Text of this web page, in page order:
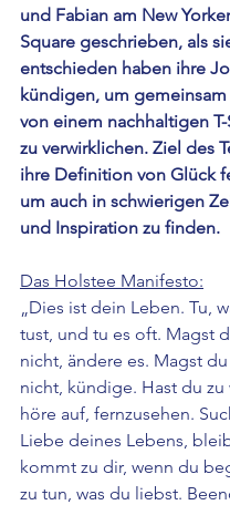
und Fabian am New
Square geschrieben, als
entschieden haben ihre
kündigen, um gemeinsam
von einem nachhaltigen
zu verwirklichen. Ziel des
ihre Definition von Glück
um auch in schwierigen
und Inspiration zu finden.
Das Holstee Manifesto:
„Dies ist dein Leben. Tu,
tust, und tu es oft. Magst
nicht, ändere es. Magst
nicht, kündige. Hast du zu
höre auf, fernzusehen.
Liebe deines Lebens,
kommt zu dir, wenn du
zu tun, was du liebst.